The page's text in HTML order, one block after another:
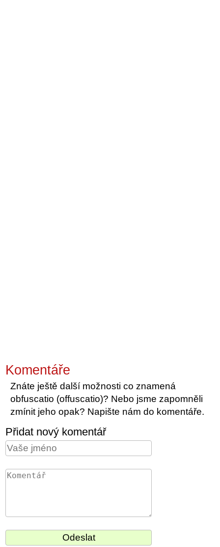
Komentáře
Znáte ještě další možnosti co znamená
obfuscatio (offuscatio)? Nebo jsme zapomněli
zmínit jeho opak? Napište nám do komentáře.
Přidat nový komentář